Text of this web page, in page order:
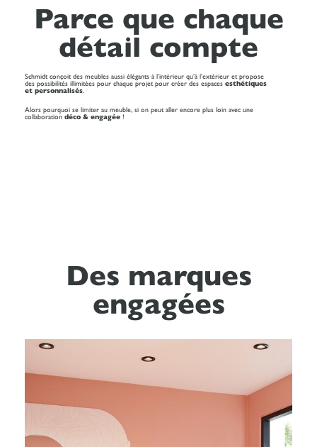
Parce que chaque
détail compte
Schmidt conçoit des meubles aussi élégants à l’intérieur qu’à l’extérieur et propose
des possibilités illimitées pour chaque projet pour créer des espaces esthétiques
et personnalisés
Alors pourquoi se limiter au meuble, si on peut aller encore plus loin avec une
collaboration déco & engagée !
Des marques
engagées